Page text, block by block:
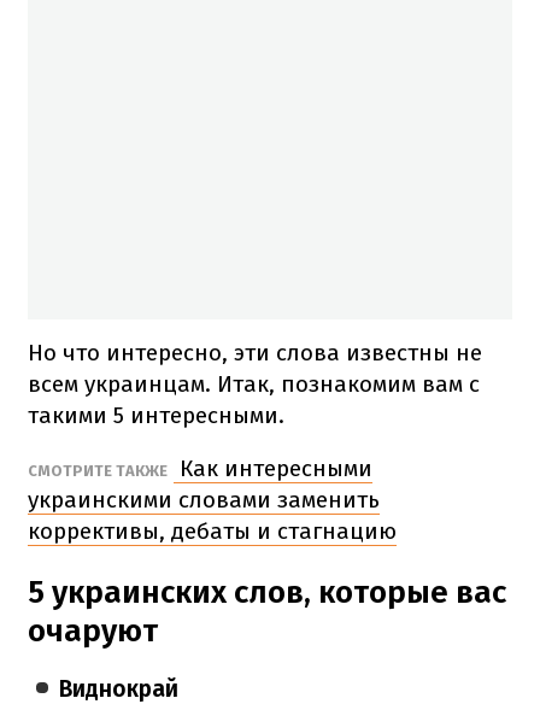
Но что интересно, эти слова известны не
всем украинцам. Итак, познакомим вам с
такими 5 интересными.
СМОТРИТЕ ТАКЖЕ
Как интересными
украинскими словами заменить
коррективы, дебаты и стагнацию
5 украинских слов, которые вас
очаруют
Виднокрай